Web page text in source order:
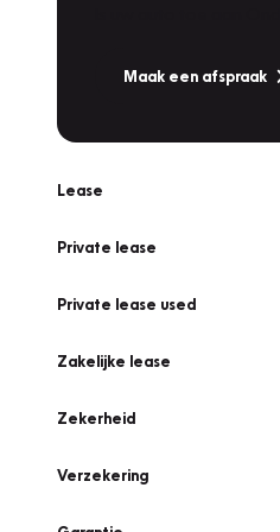
Maak een afspraak
Lease
Private lease
Private lease used
Zakelijke lease
Zekerheid
Verzekering